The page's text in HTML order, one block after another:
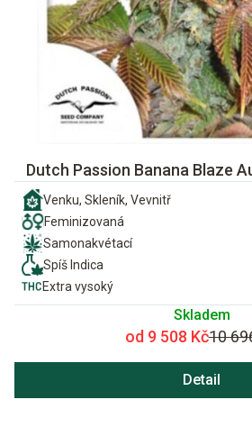
Dutch Passion Banana Blaze
Venku, Skleník, Vevnitř
Feminizovaná
Samonakvétací
Spíš Indica
Extra vysoký
Skladem
od 9 508 Kč10
Detail